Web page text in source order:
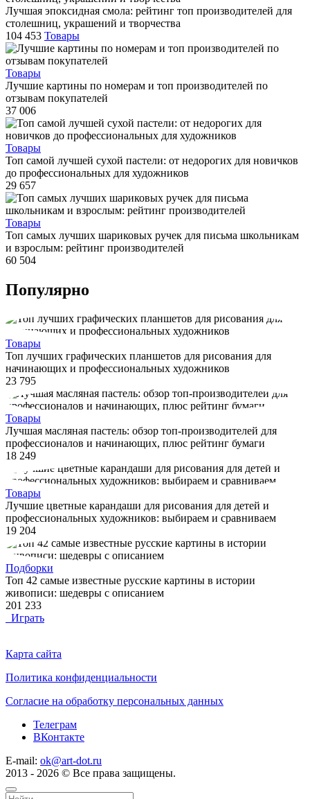
Лучшая эпоксидная смола: рейтинг топ производителей для
столешниц, украшений и творчества
104 453 Товары
Товары
Лучшие картины по номерам и топ производителей по
отзывам покупателей
37 006
Товары
Топ самой лучшей сухой пастели: от недорогих для новичков
до профессиональных для художников
29 657
Товары
Топ самых лучших шариковых ручек для письма школьникам
и взрослым: рейтинг производителей
60 504
Популярно
Товары
Топ лучших графических планшетов для рисования для
начинающих и профессиональных художников
23 795
Товары
Лучшая масляная пастель: обзор топ-производителей для
профессионалов и начинающих, плюс рейтинг бумаги
18 249
Товары
Лучшие цветные карандаши для рисования для детей и
профессиональных художников: выбираем и сравниваем
19 204
Подборки
Топ 42 самые известные русские картины в истории
живописи: шедевры с описанием
201 233
Играть
Карта сайта
Политика конфиденциальности
Согласие на обработку персональных данных
Телеграм
ВКонтакте
E-mail: ok@art-dot.ru
2013 - 2026 © Все права защищены.